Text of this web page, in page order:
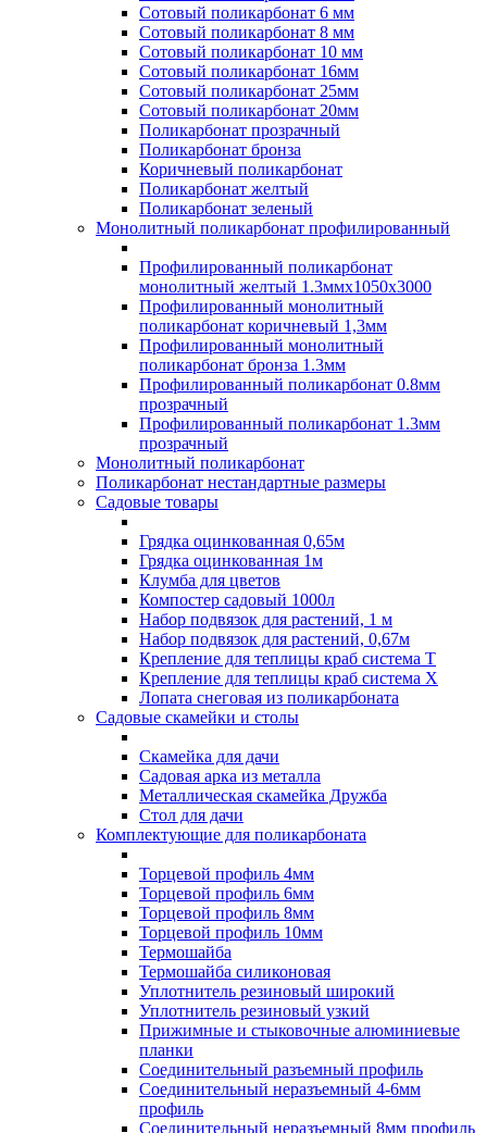
Сотовый поликарбонат 6 мм
Сотовый поликарбонат 8 мм
Сотовый поликарбонат 10 мм
Сотовый поликарбонат 16мм
Сотовый поликарбонат 25мм
Сотовый поликарбонат 20мм
Поликарбонат прозрачный
Поликарбонат бронза
Коричневый поликарбонат
Поликарбонат желтый
Поликарбонат зеленый
Монолитный поликарбонат профилированный
Профилированный поликарбонат
монолитный желтый 1.3ммх1050х3000
Профилированный монолитный
поликарбонат коричневый 1,3мм
Профилированный монолитный
поликарбонат бронза 1.3мм
Профилированный поликарбонат 0.8мм
прозрачный
Профилированный поликарбонат 1.3мм
прозрачный
Монолитный поликарбонат
Поликарбонат нестандартные размеры
Садовые товары
Грядка оцинкованная 0,65м
Грядка оцинкованная 1м
Клумба для цветов
Компостер садовый 1000л
Набор подвязок для растений, 1 м
Набор подвязок для растений, 0,67м
Крепление для теплицы краб система Т
Крепление для теплицы краб система Х
Лопата снеговая из поликарбоната
Садовые скамейки и столы
Скамейка для дачи
Садовая арка из металла
Металлическая скамейка Дружба
Стол для дачи
Комплектующие для поликарбоната
Торцевой профиль 4мм
Торцевой профиль 6мм
Торцевой профиль 8мм
Торцевой профиль 10мм
Термошайба
Термошайба силиконовая
Уплотнитель резиновый широкий
Уплотнитель резиновый узкий
Прижимные и стыковочные алюминиевые
планки
Соединительный разъемный профиль
Соединительный неразъемный 4-6мм
профиль
Соединительный неразъемный 8мм профиль